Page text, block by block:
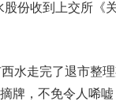
份收到上交所《
走完了退市整理
牌，不免令人唏嘘